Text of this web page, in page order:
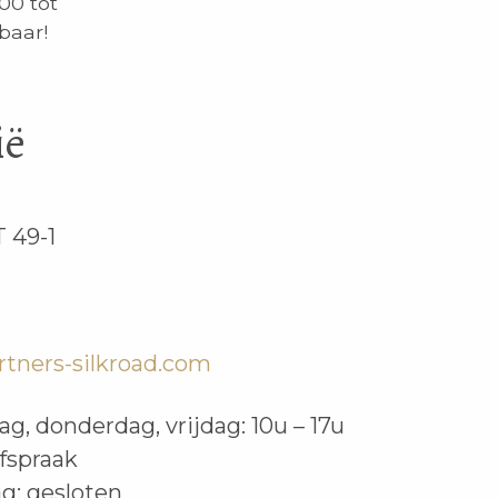
49-1
silkroad.com
donderdag, vrijdag: 10u – 17u
gesloten